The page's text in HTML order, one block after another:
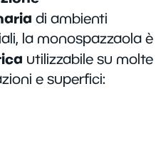
di ambienti
la monospazzaola è
utilizzabile su molte
e superfici: